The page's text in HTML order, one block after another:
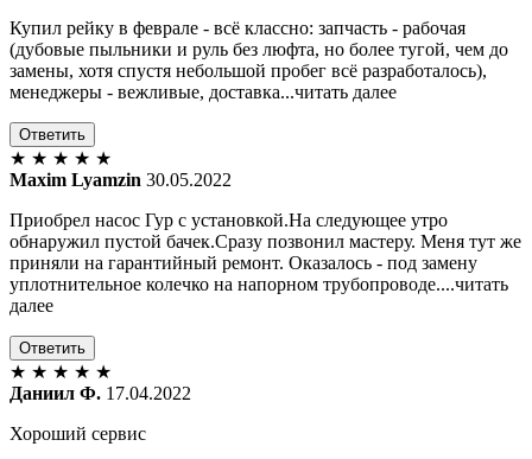
Купил рейку в феврале - всё классно: запчасть - рабочая
(дубовые пыльники и руль без люфта, но более тугой, чем до
замены, хотя спустя небольшой пробег всё разработалось),
менеджеры - вежливые, доставка...читать далее
Ответить
★ ★ ★ ★ ★
Maxim Lyamzin 30.05.2022
Приобрел насос Гур с установкой.На следующее утро
обнаружил пустой бачек.Сразу позвонил мастеру. Меня тут же
приняли на гарантийный ремонт. Оказалось - под замену
уплотнительное колечко на напорном трубопроводе....читать
далее
Ответить
★ ★ ★ ★ ★
Даниил Ф. 17.04.2022
Хороший сервис